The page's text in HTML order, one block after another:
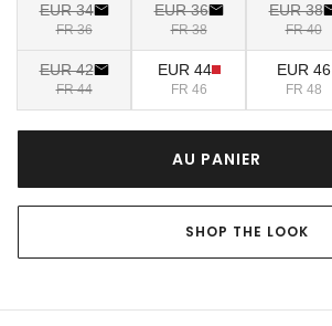
EUR 34
FR 36
EUR 36
FR 38
EUR 38
FR 40
EUR 42
FR 44
EUR 44
FR 46
EUR 46
FR 48
AU PANIER
SHOP THE LOOK